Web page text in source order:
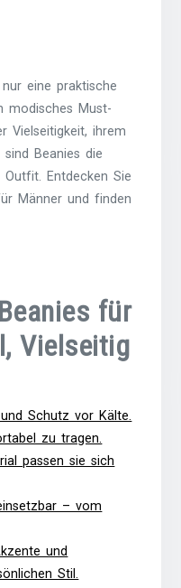
eine praktische
modisches Must-
Vielseitigkeit, ihrem
Beanies die
Entdecken Sie
Männer und finden
für
Vielseitig
Schutz vor Kälte.
zu tragen.
passen sie sich
– vom
und
Stil.